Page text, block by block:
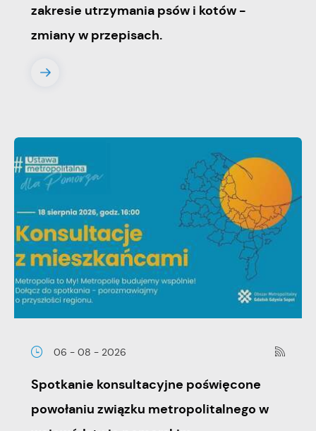
zakresie utrzymania psów i kotów -
zmiany w przepisach.
06 - 08 - 2026
Spotkanie konsultacyjne poświęcone
powołaniu związku metropolitalnego w